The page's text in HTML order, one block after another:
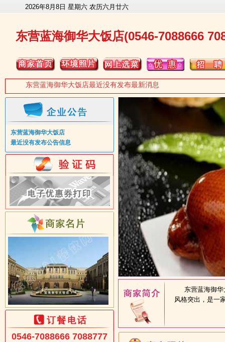
2026年8月8日 星期六 农历六月廿六
东营蓝海御华大饭店(0546-7088666
东营蓝海御华大饭店最近没有发布最新消息
东营蓝海御华大饭店
最近没有发布公告信息
0546-7088666 7088777
东营蓝海御华
风格突出，是一